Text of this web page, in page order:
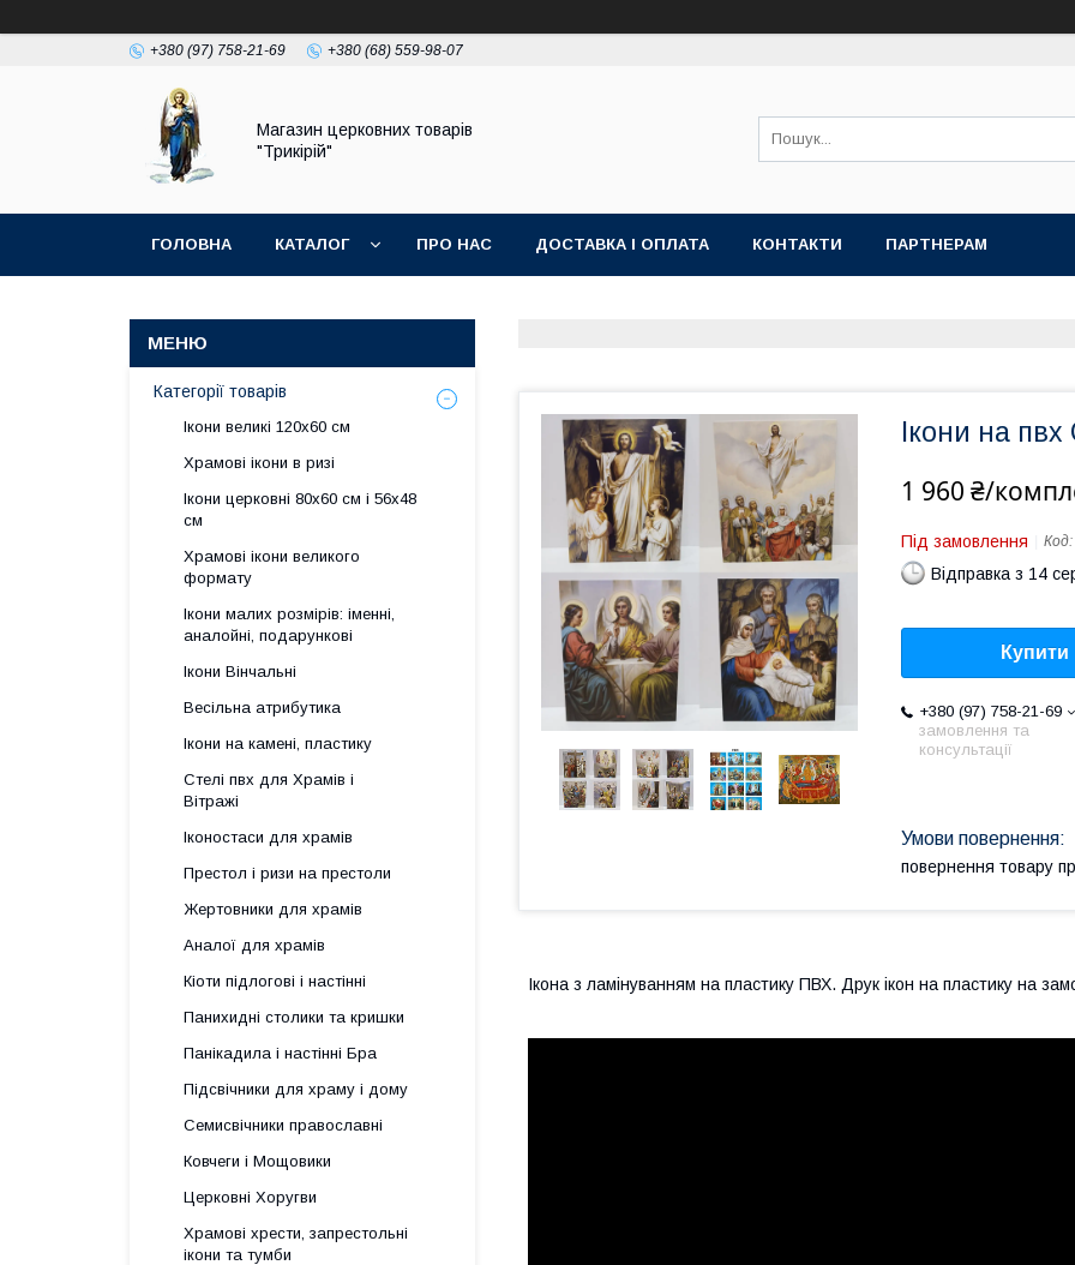
+380 (97) 758-21-69 +380 (68) 559-98-07
Магазин церковних товарів
"Трикірій"
ГОЛОВНА КАТАЛОГ ПРО НАС ДОСТАВКА І ОПЛАТА КОНТАКТИ ПАРТНЕРАМ
Ікони на
1 960 ₴/
Під замовлення Код:
Відправка з 14
Купити
+380 (97) 758-21-69
замовлення та
консультації
повернення товару
Ікона з ламінуванням на пластику ПВХ. Друк ікон на пластику на
Категорії товарів
Ікони великі 120х60 см
Храмові ікони в ризі
Ікони церковні 80х60 см і 56х48
см
Храмові ікони великого
формату
Ікони малих розмірів: іменні,
аналойні, подарункові
Ікони Вінчальні
Весільна атрибутика
Ікони на камені, пластику
Стелі пвх для Храмів і
Вітражі
Іконостаси для храмів
Престол і ризи на престоли
Жертовники для храмів
Аналої для храмів
Кіоти підлогові і настінні
Панихидні столики та кришки
Панікадила і настінні Бра
Підсвічники для храму і дому
Семисвічники православні
Ковчеги і Мощовики
Церковні Хоругви
Храмові хрести, запрестольні
ікони та тумби